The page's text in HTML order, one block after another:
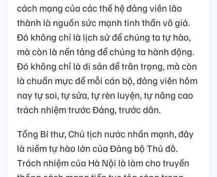
cách mạng của các thế hệ đảng viên lão
thành là nguồn sức mạnh tinh thần vô giá.
Đó không chỉ là lịch sử để chúng ta tự hào,
mà còn là nền tảng để chúng ta hành động.
Đó không chỉ là di sản để trân trọng, mà còn
là chuẩn mực để mỗi cán bộ, đảng viên hôm
nay tự soi, tự sửa, tự rèn luyện, tự nâng cao
trách nhiệm trước Đảng, trước dân.
Tổng Bí thư, Chủ tịch nước nhấn mạnh, đây
là niềm tự hào lớn của Đảng bộ Thủ đô.
Trách nhiệm của Hà Nội là làm cho truyền